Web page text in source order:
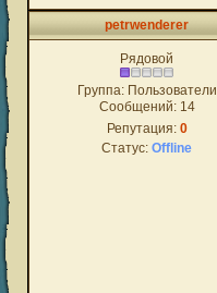
petrwenderer
Рядовой
Группа: Пользователи
Сообщений: 14
Репутация: 0
Статус: Offline